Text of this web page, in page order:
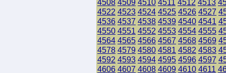
4508 4509 4510 4511 4512 4513
4522 4523 4524 4525 4526 4527
4536 4537 4538 4539 4540 4541
4550 4551 4552 4553 4554 4555
4564 4565 4566 4567 4568 4569
4578 4579 4580 4581 4582 4583
4592 4593 4594 4595 4596 4597
4606 4607 4608 4609 4610 4611